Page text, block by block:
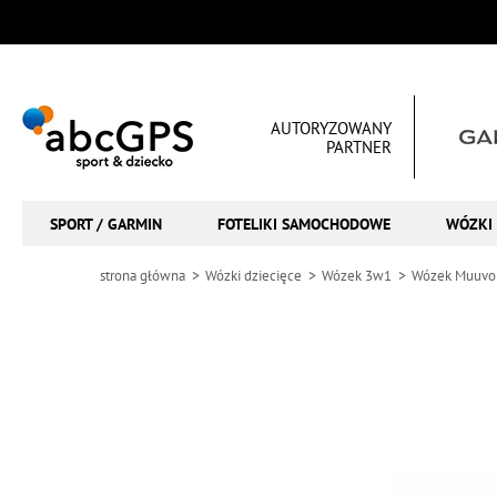
AUTORYZOWANY
PARTNER
SPORT / GARMIN FOTELIKI SAMOCHODOWE WÓZKI
strona główna Wózki dziecięce Wózek 3w1 Wózek